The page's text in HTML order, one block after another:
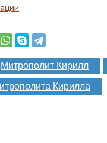
Митрополит Кирилл
Кирилла